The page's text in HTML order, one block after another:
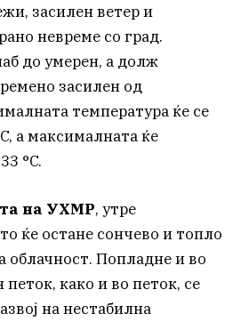
засилен ветер и
невреме со град.
до умерен, а долж
засилен од
температура ќе се
а максималната ќе
°C.
на УХМР, утре
ќе остане сончево и топло
облачност. Попладне и во
петок, како и во петок, се
на нестабилна